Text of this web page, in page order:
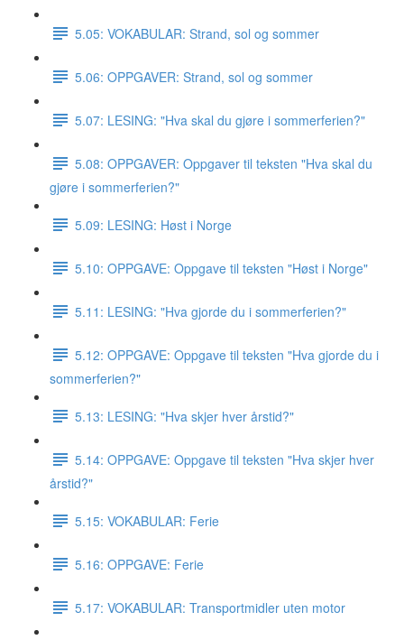
5.05: VOKABULAR: Strand, sol og sommer
5.06: OPPGAVER: Strand, sol og sommer
5.07: LESING: "Hva skal du gjøre i sommerferien?"
5.08: OPPGAVER: Oppgaver til teksten "Hva skal du
gjøre i sommerferien?"
5.09: LESING: Høst i Norge
5.10: OPPGAVE: Oppgave til teksten "Høst i Norge"
5.11: LESING: "Hva gjorde du i sommerferien?"
5.12: OPPGAVE: Oppgave til teksten "Hva gjorde du i
sommerferien?"
5.13: LESING: "Hva skjer hver årstid?"
5.14: OPPGAVE: Oppgave til teksten "Hva skjer hver
årstid?"
5.15: VOKABULAR: Ferie
5.16: OPPGAVE: Ferie
5.17: VOKABULAR: Transportmidler uten motor